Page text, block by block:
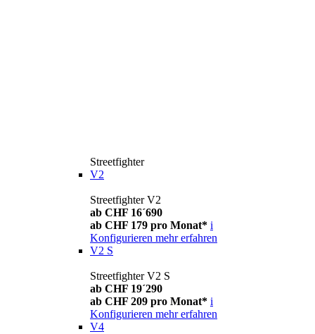
Streetfighter
V2
Streetfighter V2
ab CHF 16´690
ab CHF 179 pro Monat* i
Konfigurieren mehr erfahren
V2 S
Streetfighter V2 S
ab CHF 19´290
ab CHF 209 pro Monat* i
Konfigurieren mehr erfahren
V4